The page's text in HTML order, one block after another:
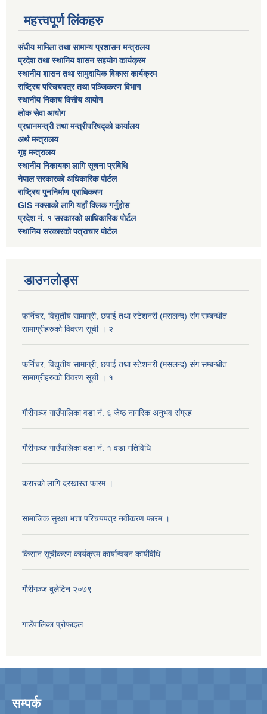
महत्त्वपूर्ण लिंकहरु
संघीय मामिला तथा सामान्य प्रशासन मन्त्रालय
प्रदेश तथा स्थानिय शासन सहयोग कार्यक्रम
स्थानीय शासन तथा सामुदायिक विकास कार्यक्रम
राष्ट्रिय परिचयपत्र तथा पञ्जिकरण विभाग
स्थानीय निकाय वित्तीय आयोग
लोक सेवा आयोग
प्रधानमन्त्री तथा मन्त्रीपरिषद्को कार्यालय
अर्थ मन्त्रालय
गृह मन्त्रालय
स्थानीय निकायका लागि सूचना प्रबिधि
नेपाल सरकारको अधिकारिक पोर्टल
राष्ट्रिय पुननिर्माण प्राधिकरण
GIS नक्साको लागि यहाँ क्लिक गर्नुहोस
प्रदेश नं. १ सरकारको आधिकारिक पोर्टल
स्थानिय सरकारको पत्राचार पोर्टल
डाउनलोड्स
फर्निचर, विद्युतीय सामाग्री, छपाई तथा स्टेशनरी (मसलन्द) संग सम्बन्धीत
सामाग्रीहरुको विवरण सूची । २
फर्निचर, विद्युतीय सामाग्री, छपाई तथा स्टेशनरी (मसलन्द) संग सम्बन्धीत
सामाग्रीहरुको विवरण सूची । १
गौरीगञ्‍ज गाउँपालिका वडा नं. ६ जेष्ठ नागरिक अनुभव संग्रह
गौरीगञ्‍ज गाउँपालिका वडा नं. १ वडा गतिविधि
करारको लागि दरखास्त फारम ।
सामाजिक सुरक्षा भत्ता परिचयपत्र नवीकरण फारम ।
किसान सूचीकरण कार्यक्रम कार्यान्वयन कार्यविधि
गौरीगञ्‍ज बुलेटिन २०७९
गाउँपालिका प्रोफाइल
सम्पर्क